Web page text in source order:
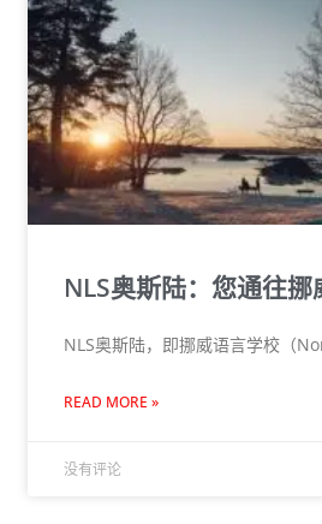
NLS奥斯陆：您通往
NLS奥斯陆，即挪威语言学校（
READ MORE »
没有评论